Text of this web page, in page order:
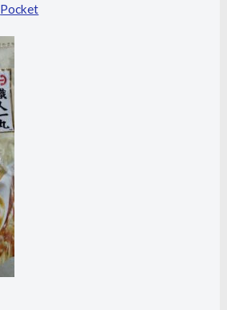
Pocket